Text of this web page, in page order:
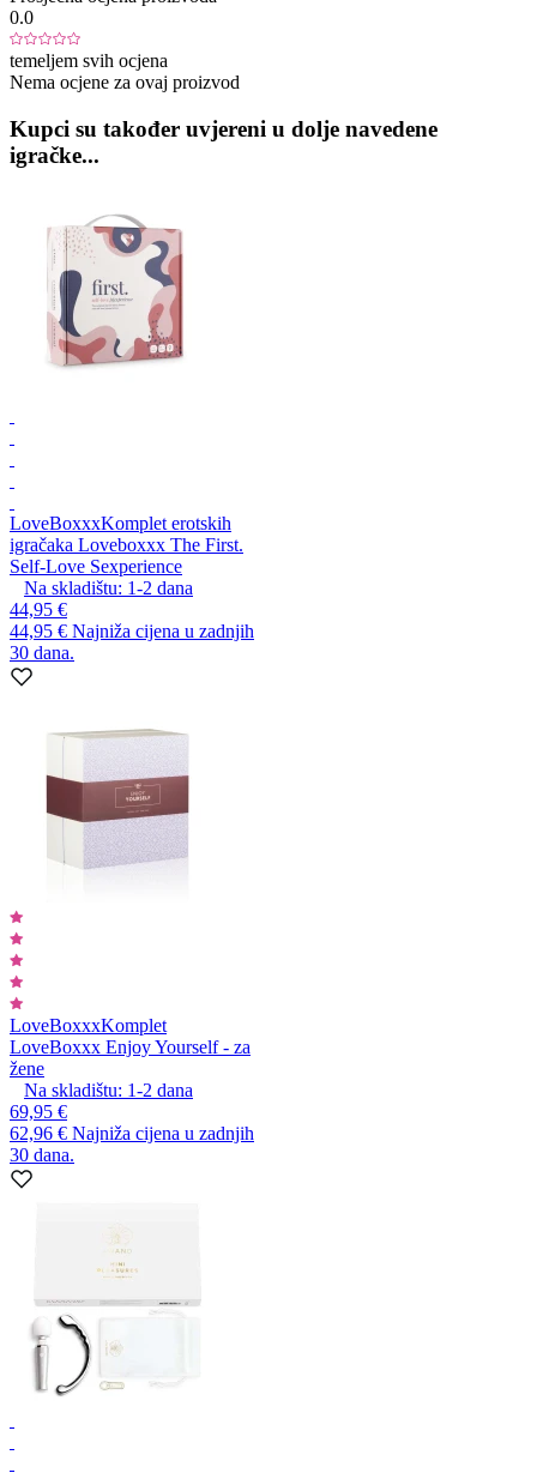
0.0
temeljem svih ocjena
Nema ocjene za ovaj proizvod
Kupci su također uvjereni u dolje navedene
igračke...
LoveBoxxxKomplet erotskih
igračaka Loveboxxx The First.
Self-Love Sexperience
Na skladištu: 1-2 dana
44,95 €
44,95 € Najniža cijena u zadnjih
30 dana.
LoveBoxxxKomplet
LoveBoxxx Enjoy Yourself - za
žene
Na skladištu: 1-2 dana
69,95 €
62,96 € Najniža cijena u zadnjih
30 dana.